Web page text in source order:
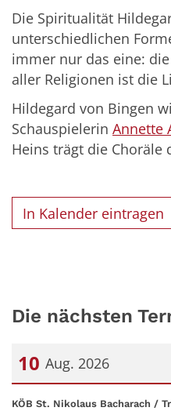
Die Spiritualität
unterschiedlichen
immer nur das eine:
aller Religionen ist die
Hildegard von Bingen
Schauspielerin Annette
Heins trägt die Choräle
In Kalender eintragen
Die nächsten
10 Aug. 2026
Datum: 10. August 2026
KÖB St. Nikolaus Bacharach /